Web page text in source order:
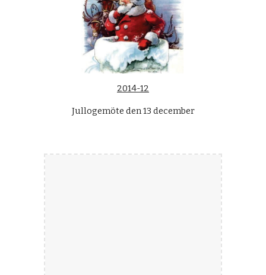
2014-12
Jullogemöte den 13 december